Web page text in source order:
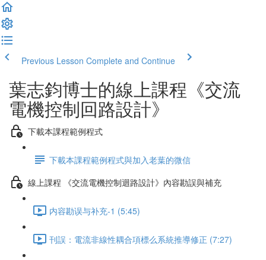
Previous Lesson Complete and Continue
葉志鈞博士的線上課程《交流
電機控制回路設計》
下載本課程範例程式
下載本課程範例程式與加入老葉的微信
線上課程 《交流電機控制迴路設計》內容勘誤與補充
内容勘误与补充-1 (5:45)
刊誤：電流非線性耦合項標么系統推導修正 (7:27)